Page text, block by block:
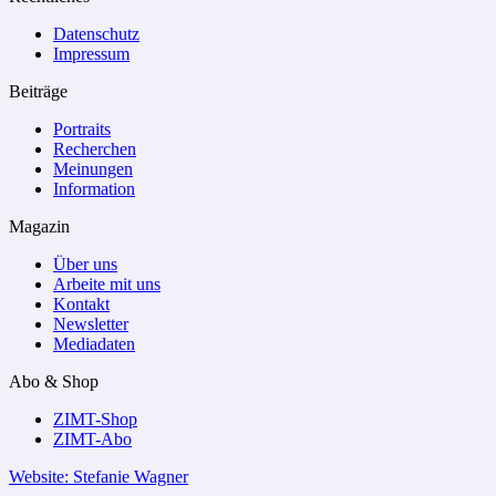
Datenschutz
Impressum
Beiträge
Portraits
Recherchen
Meinungen
Information
Magazin
Über uns
Arbeite mit uns
Kontakt
Newsletter
Mediadaten
Abo & Shop
ZIMT-Shop
ZIMT-Abo
Website: Stefanie Wagner